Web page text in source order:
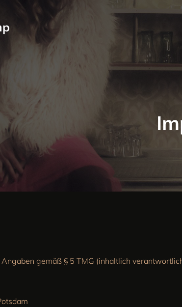
gemäß § 5 TMG (inhaltlich